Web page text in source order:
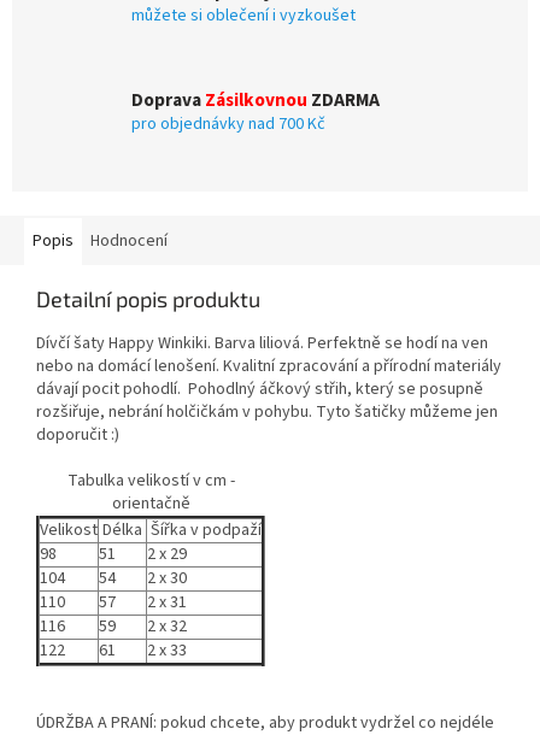
můžete si oblečení i vyzkoušet
DopravaZásilkovnou ZDARMA
pro objednávky nad 700 Kč
Popis Hodnocení
Detailní popis produktu
Dívčí šaty Happy Winkiki. Barva liliová. Perfektně se hodí na ven
nebo na domácí lenošení. Kvalitní zpracování a přírodní materiály
dávají pocit pohodlí. Pohodlný áčkový střih, který se posupně
rozšiřuje, nebrání holčičkám v pohybu. Tyto šatičky můžeme jen
doporučit :)
Tabulka velikostí v cm -
orientačně
Velikost Délka Šířka v podpaží
98
51
2 x 29
104
54
2 x 30
110
57
2 x 31
116
59
2 x 32
122
61 2 x 33
ÚDRŽBA A PRANÍ: pokud chcete, aby produkt vydržel co nejdéle